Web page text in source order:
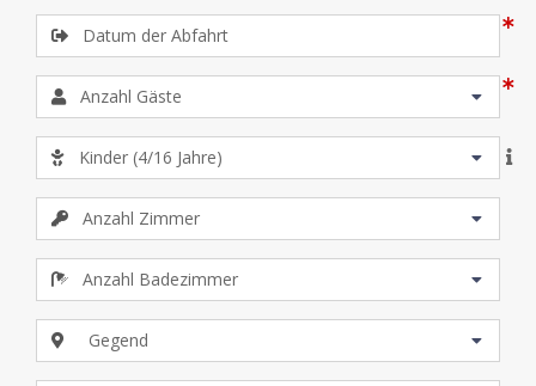
den Bau der Basilica di Santa Maria della Salute und durch das
Fondamenta delle Zattere tiefgreifend verändert. Während des
18. Jahrhunderts wurde dieser Teil der Stadt zum bevorzugten
Wohngebiet für reiche Ausländer. Heute befindet sich hier auch
das Squero, die letzte aktive Gondelwerkstatt von Venedig. Für
die Kunst gibt es hier ein reichhaltiges Angebot: die Gallerie
dell’Accademia, prächtige Kunstsammlung von venezianischer
Kunst und Kunst aus dem Veneto, das Museum Guggenheim,
eine der bedeutendsten Sammlungen für moderne Kunst, und
schließlich das Museum Punta della Dogana, das sich der
Gegend